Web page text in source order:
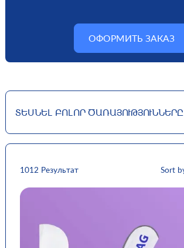
ОФОРМИТЬ ЗАКАЗ
ՏԵՍՆԵԼ ԲՈԼՈՐ ԾԱՌԱՅՈՒԹՅՈՒՆՆԵՐԸ
1012 Результат